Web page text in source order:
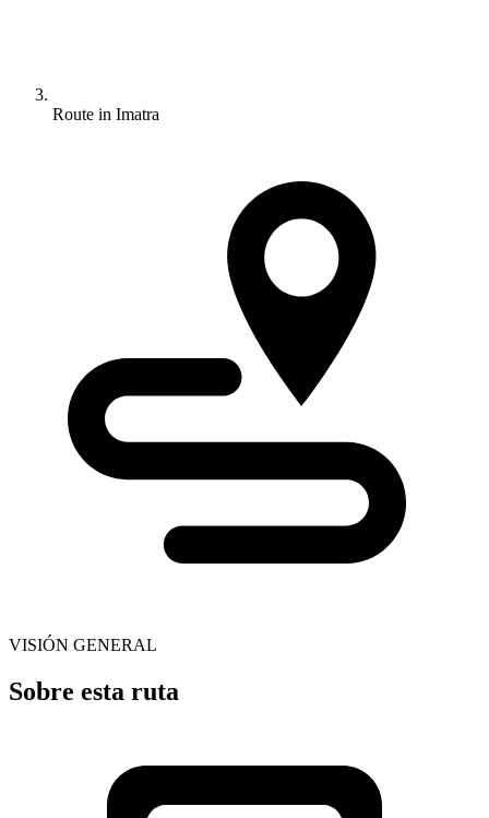
Route in Imatra
VISIÓN GENERAL
Sobre esta ruta